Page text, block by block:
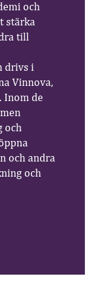
och
stärka
till
drivs i
Vinnova,
Inom de
och
och andra
och